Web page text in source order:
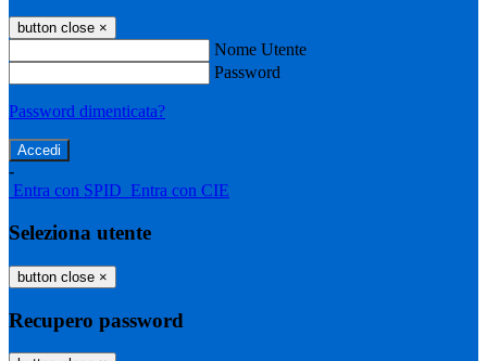
button close ×
Nome Utente
Password
Password dimenticata?
-
Entra con SPID Entra con CIE
Seleziona utente
button close ×
Recupero password